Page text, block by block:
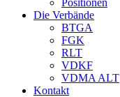
Positionen
Die Verbände
BTGA
FGK
RLT
VDKF
VDMA ALT
Kontakt